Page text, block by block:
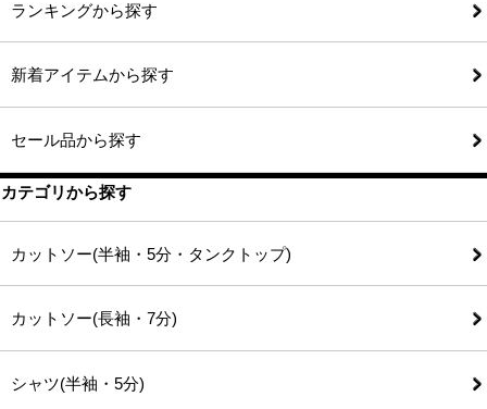
ランキングから探す
新着アイテムから探す
セール品から探す
カテゴリから探す
カットソー(半袖・5分・タンクトップ)
カットソー(長袖・7分)
シャツ(半袖・5分)